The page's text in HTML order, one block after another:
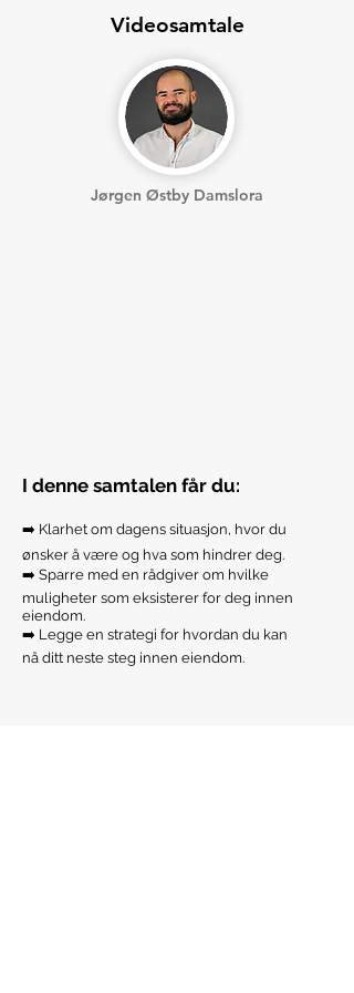
Videosamtale
Jørgen Østby Damslora
I denne samtalen får du:
➡️ Klarhet om dagens situasjon, hvor du
ønsker å være og hva som hindrer deg.
➡️ Sparre med en rådgiver om hvilke
muligheter som eksisterer for deg innen
eiendom.
➡️ Legge en strategi for hvordan du kan
nå ditt neste steg innen eiendom.